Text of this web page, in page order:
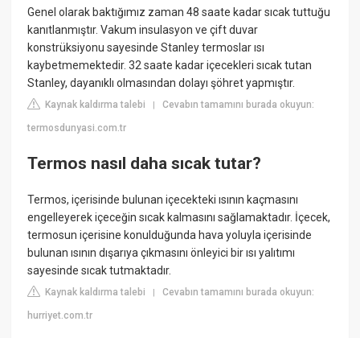
Genel olarak baktığımız zaman 48 saate kadar sıcak tuttuğu
kanıtlanmıştır. Vakum insulasyon ve çift duvar
konstrüksiyonu sayesinde Stanley termoslar ısı
kaybetmemektedir. 32 saate kadar içecekleri sıcak tutan
Stanley, dayanıklı olmasından dolayı şöhret yapmıştır.
Kaynak kaldırma talebi |Cevabın tamamını burada okuyun:
termosdunyasi.com.tr
Termos nasıl daha sıcak tutar?
Termos, içerisinde bulunan içecekteki ısının kaçmasını
engelleyerek içeceğin sıcak kalmasını sağlamaktadır. İçecek,
termosun içerisine konulduğunda hava yoluyla içerisinde
bulunan ısının dışarıya çıkmasını önleyici bir ısı yalıtımı
sayesinde sıcak tutmaktadır.
Kaynak kaldırma talebi |Cevabın tamamını burada okuyun:
hurriyet.com.tr